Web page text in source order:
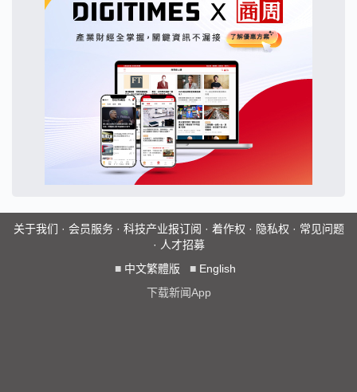
关于我们 · 会员服务· 科技产业报订阅 · 着作权 · 隐私权 · 常见问题
· 人才招募
■ 中文繁體版 ■ English
下载新闻App